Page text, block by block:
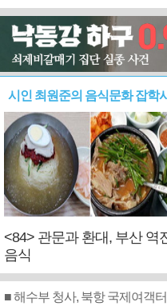
시인 최원준의 음식문화 잡학
<84> 관문과 환대, 부산 역
음식
■ 해수부 청사, 북항 국제여객